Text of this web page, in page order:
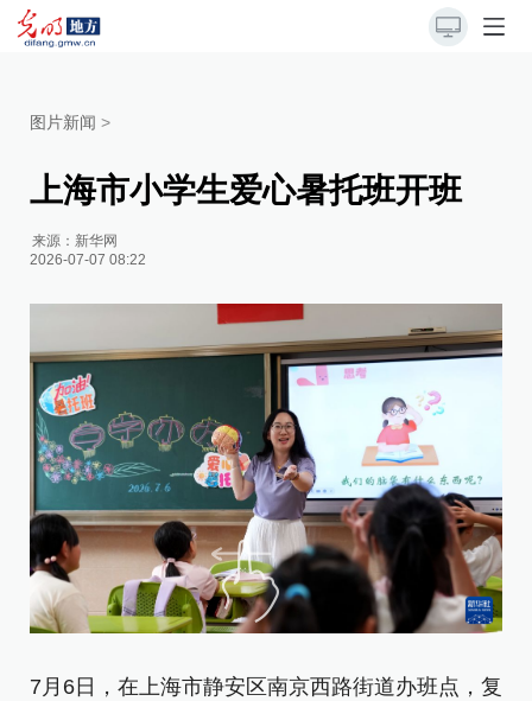
图片新闻 >
上海市小学生爱心暑托班开班
来源： 新华网
2026-07-07 08:22
7月6日，在上海市静安区南京西路街道办班点，复